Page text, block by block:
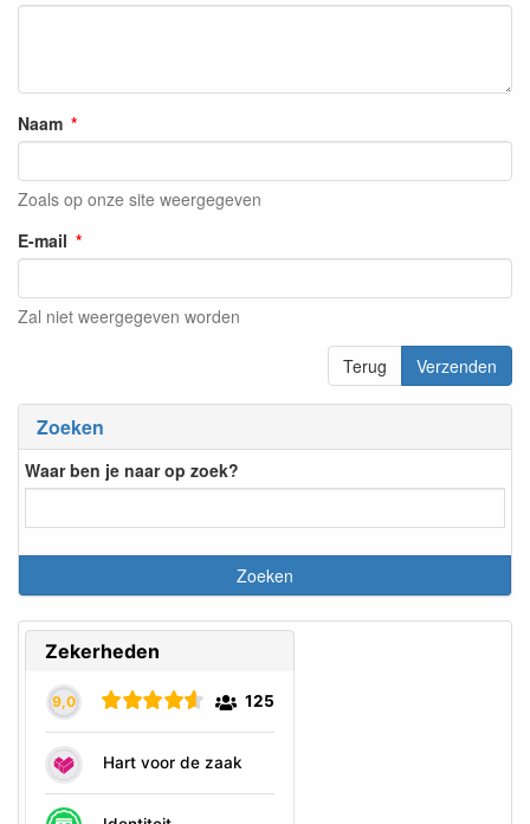
Zoeken
Waar ben je naar op zoek?
Naam
Zoals op onze site weergegeven
E-mail
Zal niet weergegeven worden
Terug Verzenden